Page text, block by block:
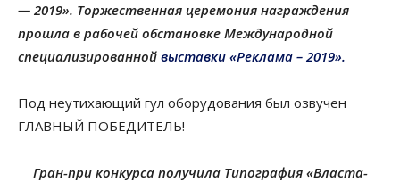
— 2019». Торжественная церемония награждения
прошла в рабочей обстановке Международной
специализированной выставки «Реклама – 2019».
Под неутихающий гул оборудования был озвучен
ГЛАВНЫЙ ПОБЕДИТЕЛЬ!
Гран-при конкурса получила Типография «Власта-